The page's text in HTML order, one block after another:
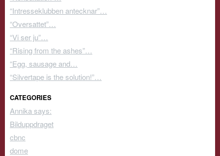
“Intresseklubben antecknar”…
“Oversattet”…
“Vi ser ju”…
“Rising from the ashes”…
“Egg, sausage and…
“Silvertape is the solution!”…
CATEGORIES
Annika says:
Bilduppdraget
cbnc
dome